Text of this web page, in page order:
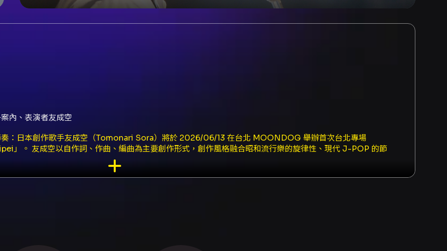
內、表演者友成空
奏：日本創作歌手友成空（Tomonari Sora）將於 2026/06/13 在台北 MOONDOG 舉辦首次台北專場
」。 友成空以自作詞、作曲、編曲為主要創作形式，創作風格融合昭和流行樂的旋律性、現代 J-POP 的節
，題材多取自日常生活（如〈改札〉、〈看板〉、〈コーヒー/咖啡〉等），以貼近日常的叙事獲得聽眾共
YouTube 多次破千萬觀看）、動畫片頭/片尾曲〈黄色信号〉、〈Teacher〉、〈咆哮 - HOKO〉等；並於最近
面會（僅限 VIP，見面會於演出結束 30 分鐘後開始）。 VIP 權益（活動公告內容）： - 以一元加購享先行入
紀念 PASS 1 張、A3 海報 1 張。 - 會後可參加 1:10 團體合照（每組 10 人，由官方攝影師統一拍攝，照片將